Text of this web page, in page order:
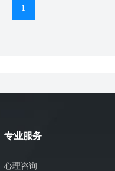
1
专业服务
心理咨询